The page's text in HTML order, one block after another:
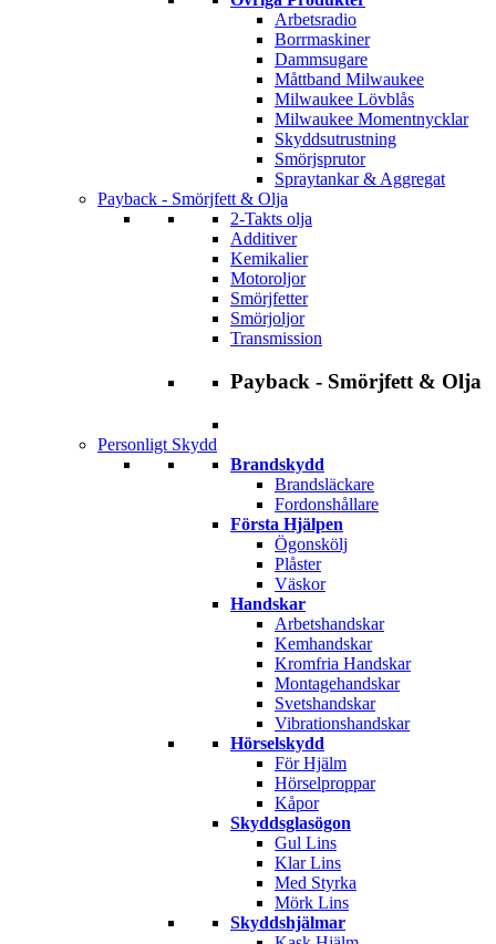
Arbetsradio
Borrmaskiner
Dammsugare
Måttband Milwaukee
Milwaukee Lövblås
Milwaukee Momentnycklar
Skyddsutrustning
Smörjsprutor
Spraytankar & Aggregat
Payback - Smörjfett & Olja
2-Takts olja
Additiver
Kemikalier
Motoroljor
Smörjfetter
Smörjoljor
Transmission
Payback - Smörjfett & Olja
Personligt Skydd
Brandskydd
Brandsläckare
Fordonshållare
Första Hjälpen
Ögonskölj
Plåster
Väskor
Handskar
Arbetshandskar
Kemhandskar
Kromfria Handskar
Montagehandskar
Svetshandskar
Vibrationshandskar
Hörselskydd
För Hjälm
Hörselproppar
Kåpor
Skyddsglasögon
Gul Lins
Klar Lins
Med Styrka
Mörk Lins
Skyddshjälmar